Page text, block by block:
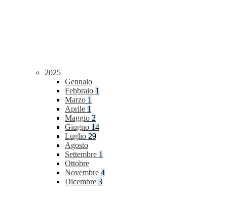
2025
Gennaio
Febbraio 1
Marzo 1
Aprile 1
Maggio 2
Giugno 14
Luglio 29
Agosto
Settembre 1
Ottobre
Novembre 4
Dicembre 3